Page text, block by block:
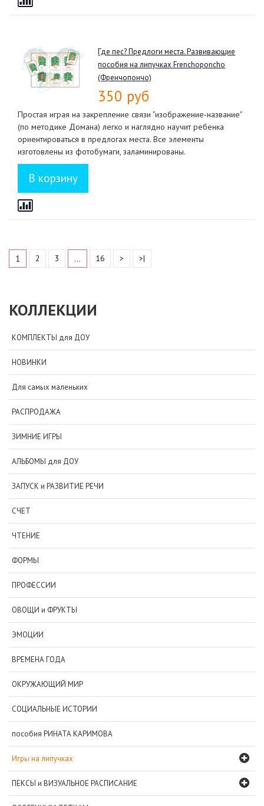
Где пес? Предлоги места. Развивающие
пособия на липучках Frenchoponcho
(Френчопончо)
350 руб
Простая играя на закрепление связи "изображение-название"
(по методике Домана) легко и наглядно научит ребенка
ориентироваться в предлогах места. Все элементы
изготовлены из фотобумаги, заламинированы.
1 2 3 … 16 > >|
КОЛЛЕКЦИИ
КОМПЛЕКТЫ для ДОУ
НОВИНКИ
Для самых маленьких
РАСПРОДАЖА
ЗИМНИЕ ИГРЫ
АЛЬБОМЫ для ДОУ
ЗАПУСК и РАЗВИТИЕ РЕЧИ
СЧЕТ
ЧТЕНИЕ
ФОРМЫ
ПРОФЕССИИ
ОВОЩИ и ФРУКТЫ
ЭМОЦИИ
ВРЕМЕНА ГОДА
ОКРУЖАЮЩИЙ МИР
СОЦИАЛЬНЫЕ ИСТОРИИ
пособия РИНАТА КАРИМОВА
Игры на липучках
ПЕКСЫ и ВИЗУАЛЬНОЕ РАСПИСАНИЕ